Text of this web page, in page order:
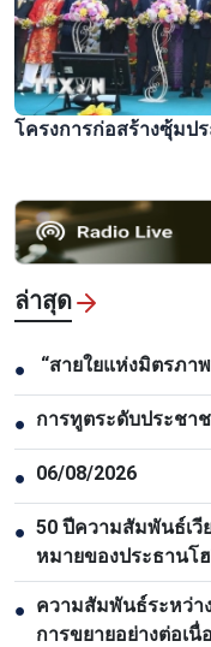
โครงการก่อสร้างซุ้มป
ล่าสุด
● “สายใยแห่งมิตรภา
● การทูตระดับประชา
● 06/08/2026
● 50 ปีความสัมพันธ์เ
หมายของประธานโ
รอบด้าน
● ความสัมพันธ์ระหว่า
การขยายอย่างต่อเนื่